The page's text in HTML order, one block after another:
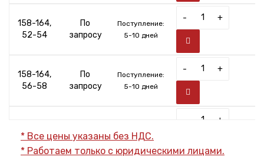
158-164,
52-54
По
запросу
Поступление:
5-10 дней
- +
158-164,
56-58
По
запросу
Поступление:
5-10 дней
- +
60-62
запросу
5-10 дней
+
* Все цены указаны без НДС.
* Работаем только с юридическими лицами.